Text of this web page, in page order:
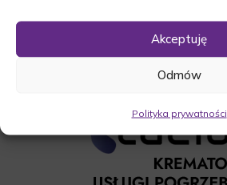
Akceptuję
Odmów
Polityka prywatności